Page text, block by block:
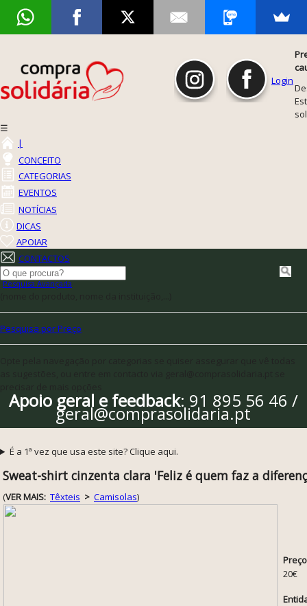
Login
☰
|
CONCEITO
CATEGORIAS
EVENTOS
NOTÍCIAS
DICAS
APOIAR
CONTACTOS
Pesquisa Avançada
Pesquisa por Preço
Apoio geral e feedback: 91 895 56 46 /
geral@comprasolidaria.pt
É a 1ª vez que usa este site? Clique aqui.
Sweat-shirt cinzenta clara 'Feliz é quem faz a
(VER MAIS: Têxteis > Camisolas)
20€